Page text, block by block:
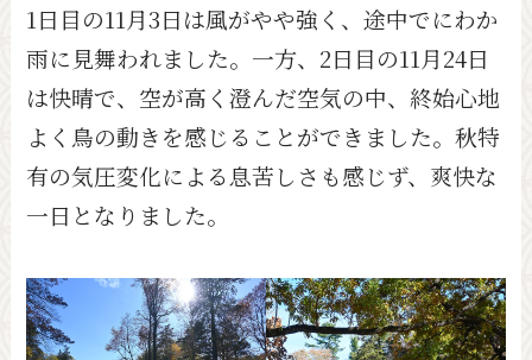
1日目の11月3日は風がやや強く、途中でにわか
雨に見舞われました。一方、2日目の11月24日
は快晴で、空が高く澄んだ空気の中、終始心地
よく鳥の動きを感じることができました。秋特
有の気圧変化による息苦しさも感じず、爽快な
一日となりました。